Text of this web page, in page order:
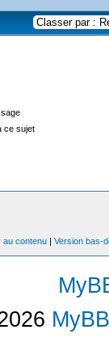
ce sujet
au contenu |Version bas-